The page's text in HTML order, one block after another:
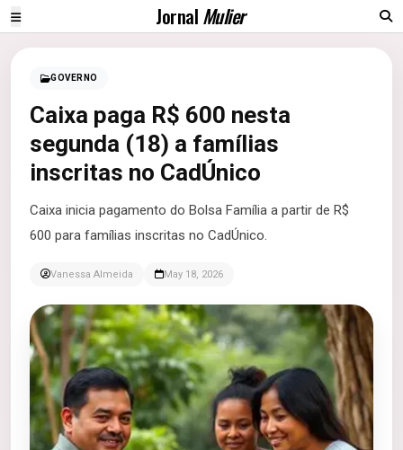
JornalMulier
GOVERNO
Caixa paga R$ 600 nesta
segunda (18) a famílias
inscritas no CadÚnico
Caixa inicia pagamento do Bolsa Família a partir de R$
600 para famílias inscritas no CadÚnico.
Vanessa Almeida May 18, 2026